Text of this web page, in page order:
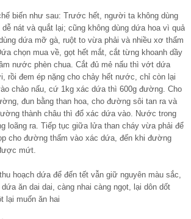
biến như sau: Trước hết, người ta không dùng
nát và quắt lại; cũng không dùng dứa hoa vì quả
dứa mỡ gà, ruột to vừa phải và nhiều xơ thấm
chọn mua về, gọt hết mắt, cắt từng khoanh dầy
nước phèn chua. Cắt đủ mẻ nấu thì vớt dứa
rồi đem ép nặng cho chảy hết nước, chỉ còn lại
chảo nấu, cứ 1kg xác dứa thì 600g đường. Cho
đun bằng than hoa, cho đường sôi tan ra và
thành châu thì đổ xác dứa vào. Nước trong
loãng ra. Tiếp tục giữa lửa than cháy vừa phải để
cho đường thấm vào xác dứa, đến khi đường
mứt.
hoạch dứa để đến tết vẫn giữ nguyên màu sắc,
ăn dai dai, càng nhai càng ngọt, lại dôn dốt
lại muốn ăn hai